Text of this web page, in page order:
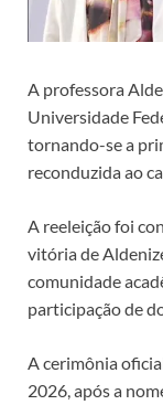
A professora
Universidade
tornando-se a
reconduzida ao
A reeleição foi
vitória de
comunidade
participação de
A cerimônia
2026, após a